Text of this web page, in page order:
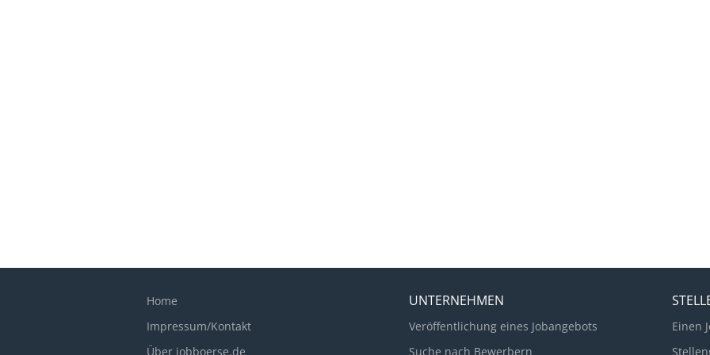
Home
Impressum/Kontakt
Über jobboerse.de
UNTERNEHMEN
Veröffentlichung eines Jobangebots
Suche nach Bewerbern
Einen